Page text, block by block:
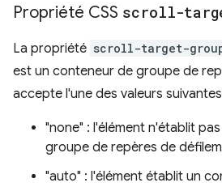
Propriété CSS scroll-
La propriété scroll-target-
est un conteneur de groupe de
accepte l'une des valeurs
"none" : l'élément n'établit
groupe de repères de
"auto" : l'élément établit un